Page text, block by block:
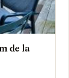
de la